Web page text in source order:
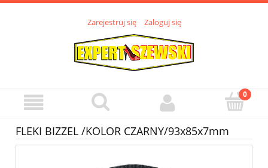
Zarejestruj się Zaloguj się
FLEKI BIZZEL /KOLOR CZARNY/93x85x7mm